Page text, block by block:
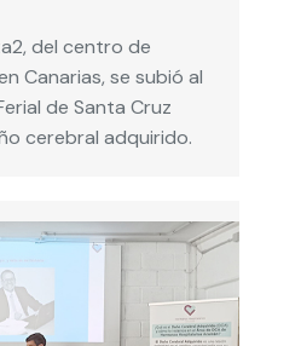
del centro de
Canarias, se subió al
de Santa Cruz
cerebral adquirido.